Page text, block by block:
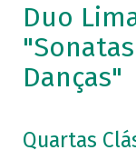
Duo
Danças"
Quartas